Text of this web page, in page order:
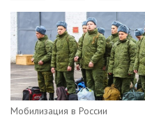
Мобилизация в России